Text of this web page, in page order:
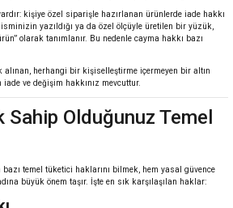
kişiye özel siparişle hazırlanan ürünlerde iade hakkı
isminizin yazıldığı ya da özel ölçüyle üretilen bir yüzük,
olarak tanımlanır. Bu nedenle cayma hakkı bazı
alınan, herhangi bir kişiselleştirme içermeyen bir altın
ve değişim hakkınız mevcuttur.
Sahip Olduğunuz Temel
bazı temel tüketici haklarını bilmek, hem yasal güvence
büyük önem taşır. İşte en sık karşılaşılan haklar: